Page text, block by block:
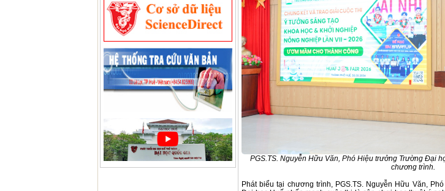
PGS.TS. Nguyễn Hữu Văn, Phó Hiệu trưởng Trường Đại
chương trình.
Phát biểu tại chương trình, PGS.TS. Nguyễn Hữu Văn,